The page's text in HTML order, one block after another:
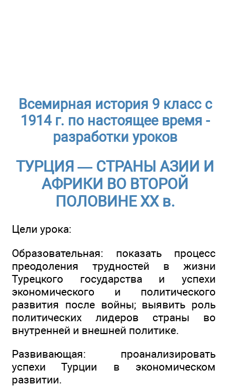
Всемирная история 9 класс с
1914 г. по настоящее время -
разработки уроков
ТУРЦИЯ — СТРАНЫ АЗИИ И
АФРИКИ ВО ВТОРОЙ
ПОЛОВИНЕ ХХ в.
Цели урока:
Образовательная: показать процесс
преодоления трудностей в жизни
Турецкого государства и успехи
экономического и политического
развития после войны; выявить роль
политических лидеров страны во
внутренней и внешней политике.
Развивающая: проанализировать
успехи Турции в экономическом
развитии.